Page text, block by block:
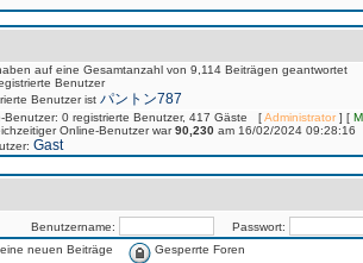
auf eine Gesamtanzahl von 9,114 Beiträgen geantwortet
Benutzer
Benutzer ist パントン787
Benutzer: 0 registrierte Benutzer, 417 Gäste [Administrator] [
Online-Benutzer war90,230 am 16/02/2024 09:28:16
Gast
Benutzername:
Passwort:
neuen Beiträge Gesperrte Foren